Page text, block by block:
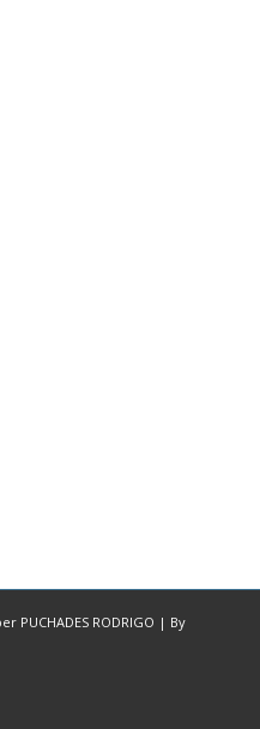
PUCHADES RODRIGO | By